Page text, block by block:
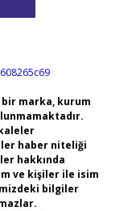
marka, kurum
haber niteliği
hakkında
ve kişiler ile isim
bilgiler